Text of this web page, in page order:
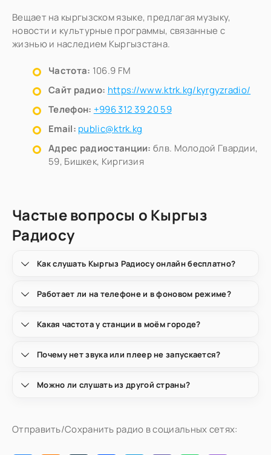
Вещает на кыргызском языке, предлагая музыку,
новости и культурные программы, связанные с
жизнью и наследием Кыргызстана.
Частота: 106.9 FM
Сайт радио: https://www.ktrk.kg/kyrgyzradio/
Телефон: +996 312 39 20 59
Email: public@ktrk.kg
Адрес радиостанции: блв. Молодой Гвардии,
59, Бишкек, Киргизия
Частые вопросы о Кыргыз
Радиосу
Как слушать Кыргыз Радиосу онлайн бесплатно?
Работает ли на телефоне и в фоновом режиме?
Какая частота у станции в моём городе?
Почему нет звука или плеер не запускается?
Можно ли слушать из другой страны?
Отправить/Сохранить радио в социальных сетях: